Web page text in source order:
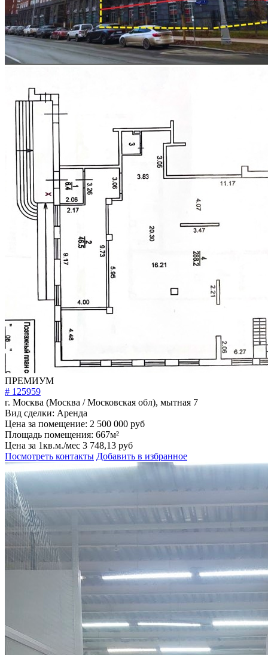
ПРЕМИУМ
# 125959
г. Москва (Москва / Московская обл), мытная 7
Вид сделки:Аренда
Цена за помещение:
Площадь помещения: 667м²
Цена за 1кв.м./мес3 748,13 руб
Посмотреть контакты Добавить в избранное